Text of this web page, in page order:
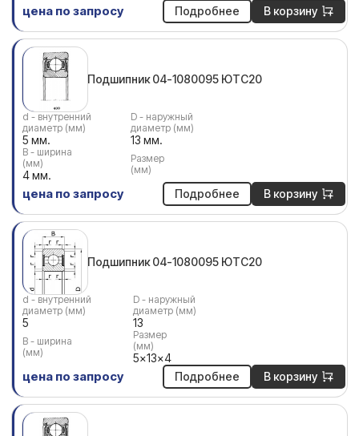
цена по запросу Подробнее В корзину
Подшипник 04-1080095 ЮТС20
d - внутренний
диаметр (мм)
5 мм.
D - наружный
диаметр (мм)
13 мм.
В - ширина
(мм)
4 мм.
Размер
(мм)
цена по запросу Подробнее В корзину
Подшипник 04-1080095 ЮТС20
d - внутренний
диаметр (мм)
5
D - наружный
диаметр (мм)
13
В - ширина
(мм)
Размер
(мм)
5x13x4
цена по запросу Подробнее В корзину